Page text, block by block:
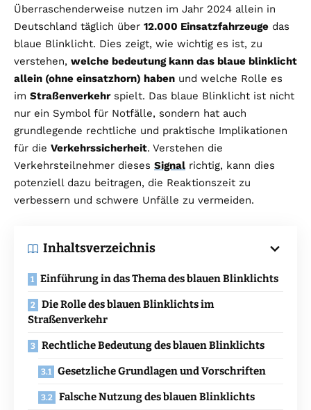
Überraschenderweise nutzen im Jahr 2024 allein in
Deutschland täglich über 12.000 Einsatzfahrzeuge das
blaue Blinklicht. Dies zeigt, wie wichtig es ist, zu
verstehen, welche bedeutung kann das blaue blinklicht
allein (ohne einsatzhorn) haben und welche Rolle es
im Straßenverkehrspielt. Das blaue Blinklicht ist nicht
nur ein Symbol für Notfälle, sondern hat auch
grundlegende rechtliche und praktische Implikationen
für die Verkehrssicherheit. Verstehen die
Verkehrsteilnehmer dieses Signal richtig, kann dies
potenziell dazu beitragen, die Reaktionszeit zu
verbessern und schwere Unfälle zu vermeiden.
Inhaltsverzeichnis
Einführung in das Thema des blauen Blinklichts
Die Rolle des blauen Blinklichts im
Straßenverkehr
Rechtliche Bedeutung des blauen Blinklichts
Gesetzliche Grundlagen und Vorschriften
Falsche Nutzung des blauen Blinklichts